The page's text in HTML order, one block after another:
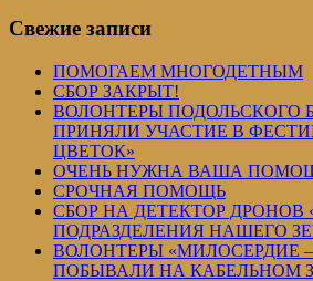
Свежие записи
ПОМОГАЕМ МНОГОДЕТНЫМ
СБОР ЗАКРЫТ!
ВОЛОНТЕРЫ ПОДОЛЬСКОГО
ПРИНЯЛИ УЧАСТИЕ В
ЦВЕТОК»
ОЧЕНЬ НУЖНА ВАША
СРОЧНАЯ ПОМОЩЬ
СБОР НА ДЕТЕКТОР ДРОНОВ
ПОДРАЗДЕЛЕНИЯ НАШЕГО
ВОЛОНТЕРЫ «МИЛОСЕРДИЕ
ПОБЫВАЛИ НА КАБЕЛЬНОМ